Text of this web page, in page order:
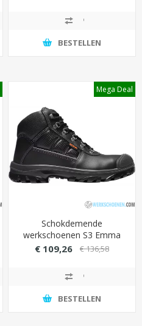
BESTELLEN
Mega Deal
Schokdemende
werkschoenen S3 Emma
Himalaya XD stevige
€ 109,26 € 136,58
BESTELLEN